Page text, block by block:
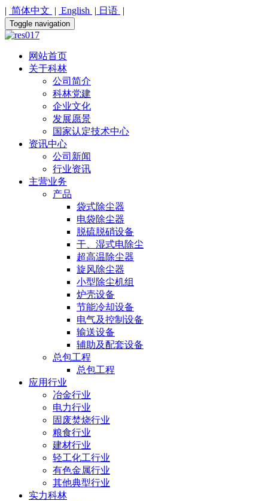
| 简体中文 | English | 日语 |
Toggle navigation
网站首页
关于科林
公司简介
科林党建
企业文化
发展愿景
国家认定技术中心
资讯中心
公司新闻
行业资讯
主营业务
产品
袋式除尘器
电袋除尘器
脱硫脱硝设备
干、湿式电除尘
超高温除尘器
旋风除尘器
小型除尘机组
炉壳设备
节能冷却设备
电气及控制设备
输送设备
辅助及配套设备
总包工程
总包工程
应用行业
冶金行业
电力行业
固废焚烧行业
粮食行业
建材行业
轻工化工行业
有色金属行业
其他典型行业
实力科林